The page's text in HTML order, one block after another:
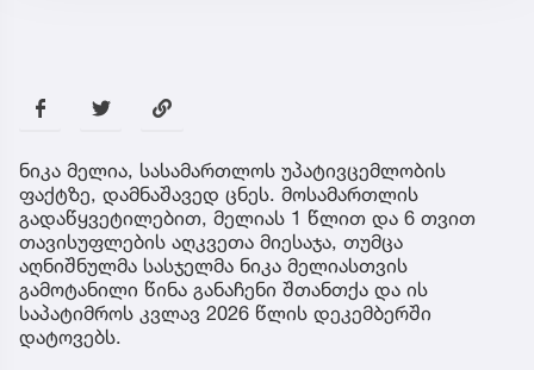
ნიკა მელია, სასამართლოს უპატივცემლობის
ფაქტზე, დამნაშავედ ცნეს. მოსამართლის
გადაწყვეტილებით, მელიას 1 წლით და 6 თვით
თავისუფლების აღკვეთა მიესაჯა, თუმცა
აღნიშნულმა სასჯელმა ნიკა მელიასთვის
გამოტანილი წინა განაჩენი შთანთქა და ის
საპატიმროს კვლავ 2026 წლის დეკემბერში
დატოვებს.